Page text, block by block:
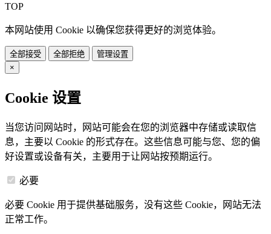
TOP
本网站使用 Cookie 以确保您获得更好的浏览体验。
全部接受 全部拒绝
管理设置
×
Cookie 设置
当您访问网站时，网站可能会在您的浏览器中存储或读取信
息，主要以 Cookie 的形式存在。这些信息可能与您、您的偏
好设置或设备有关，主要用于让网站按预期运行。
必要
必要 Cookie 用于提供基础服务，没有这些 Cookie，网站无法
正常工作。